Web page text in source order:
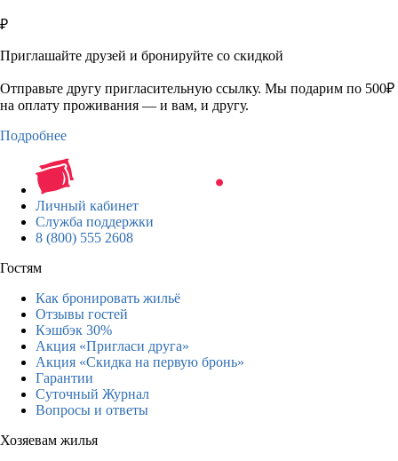
₽
Приглашайте друзей и бронируйте со скидкой
Отправьте другу пригласительную ссылку. Мы подарим по 500₽
на оплату проживания — и вам, и другу.
Подробнее
Личный кабинет
Служба поддержки
8 (800) 555 2608
Гостям
Как бронировать жильё
Отзывы гостей
Кэшбэк 30%
Акция «Пригласи друга»
Акция «Скидка на первую бронь»
Гарантии
Суточный Журнал
Вопросы и ответы
Хозяевам жилья